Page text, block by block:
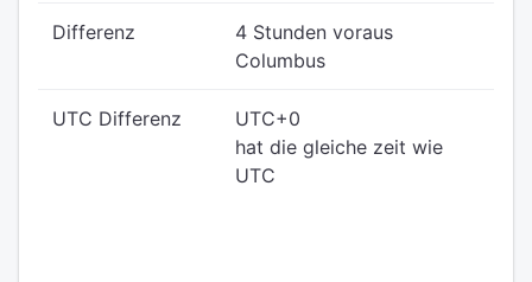
Differenz
4 Stunden voraus
Columbus
UTC Differenz
UTC+0
hat die gleiche zeit wie
UTC